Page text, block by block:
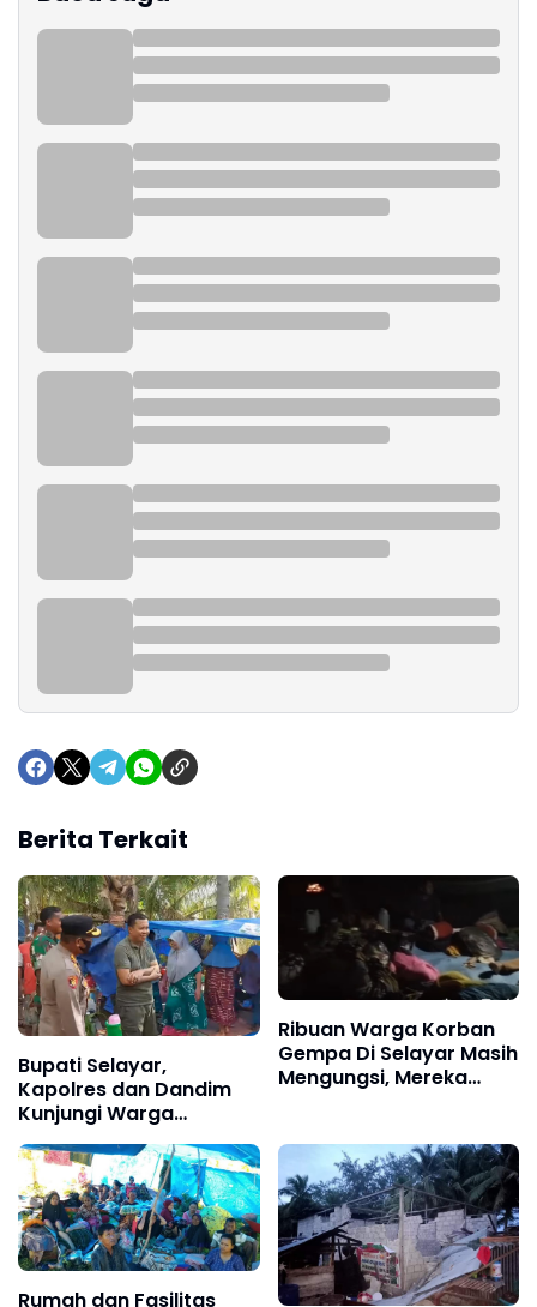
Berita Terkait
Bupati Selayar,
Kapolres dan Dandim
Kunjungi Warga
Terdampak Gempa di
Pasilambena
Ribuan Warga Korban
Gempa Di Selayar Masih
Mengungsi, Mereka
Rumah dan Fasilitas